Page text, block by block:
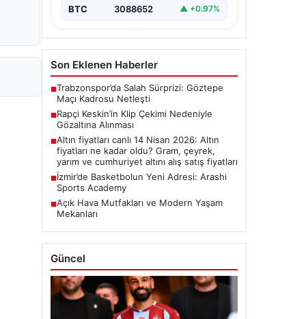
BTC 3088652 ▲ +0.97%
Son Eklenen Haberler
■Trabzonspor’da Salah Sürprizi: Göztepe
Maçı Kadrosu Netleşti
■Rapçi Keskin’in Klip Çekimi Nedeniyle
Gözaltına Alınması
■Altın fiyatları canlı 14 Nisan 2026: Altın
fiyatları ne kadar oldu? Gram, çeyrek,
yarım ve cumhuriyet altını alış satış fiyatları
■İzmir’de Basketbolun Yeni Adresi: Arashi
Sports Academy
■Açık Hava Mutfakları ve Modern Yaşam
Mekanları
Güncel